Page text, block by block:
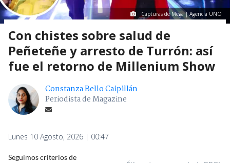
Capturas de Mega | Agencia UNO
Con chistes sobre salud de
Peñeteñe y arresto de Turrón: así
fue el retorno de Millenium Show
Constanza Bello Caipillán
Periodista de Magazine
Lunes 10 Agosto, 2026 | 00:47
Seguimos criterios de